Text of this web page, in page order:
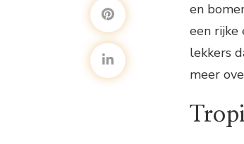
en
een rijke
lekkers
meer